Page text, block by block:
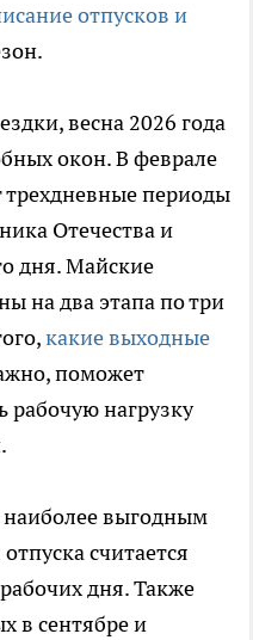
отпусков и
весна 2026 года
окон. В феврале
периоды
Отечества и
дня. Майские
на два этапа по три
какие выходные
поможет
рабочую нагрузку
выгодным
считается
дня. Также
в сентябре и